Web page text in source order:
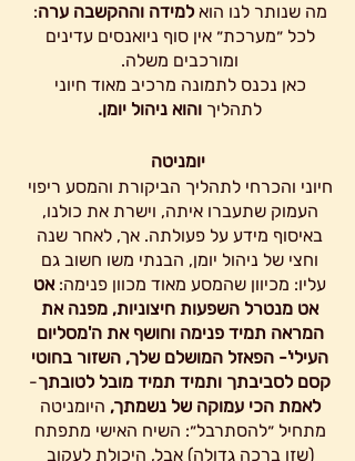
מה שנותר לנו הוא למידה וההקשבה ערה:
לכל ״מערכת״ אין סוף ניואנסים עדינים
ומורכבים משלה.
כאן נכנס לתמונה מרכיב מאוד חיוני
לתהליך והוא ניהול יומן.
יומניטה
חיוני והכרחי לתהליך הביקורת והמסע ריפוי
העמוק שתעברו איתה, וישרת את כולנו,
באיסוף מידע על פעולתה. אך, לאחר שנה
וחצי של ניהול יומן, הבנתי משו חשוב גם
עליו: מכיוון שהמסע מאוד מכוון פנימה: אט
אט מנטרל השפעות חיצוניות, מפנה את
המראה תמיד פנימה וחושף את ה'מסליום
העילי'- הפאזל המושלם שלך, השזור בחוטי
קסם לסביבתך ותמיד תמיד מובל לטובתך-
לאמת הכי עמוקה של נשמתך, היומניטה
מתחיל ״להסתרבל״: השיח האישי מתפתח
(שזו ברכה גדולה) אבל, היכולת לעקוב